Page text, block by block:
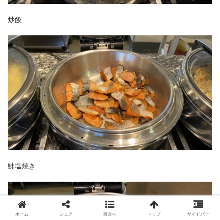
炒飯
鮭塩焼き
ホーム シェア 目次へ トップ サイドバー